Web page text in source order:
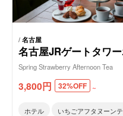
/名古屋
名古屋JRゲートタワ
Spring Strawberry Afternoon Tea
3,800円 32%OFF ～
ホテル いちごアフタヌーン